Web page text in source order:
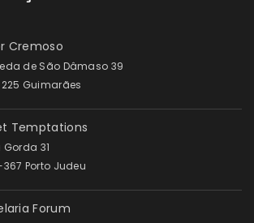
Cremoso
de São Dâmaso 39
Guimarães
Temptations
Gorda 31
Porto Judeu
Forum